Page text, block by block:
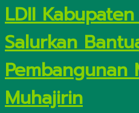
LDII
Salurkan
Pembangunan
Muhajirin